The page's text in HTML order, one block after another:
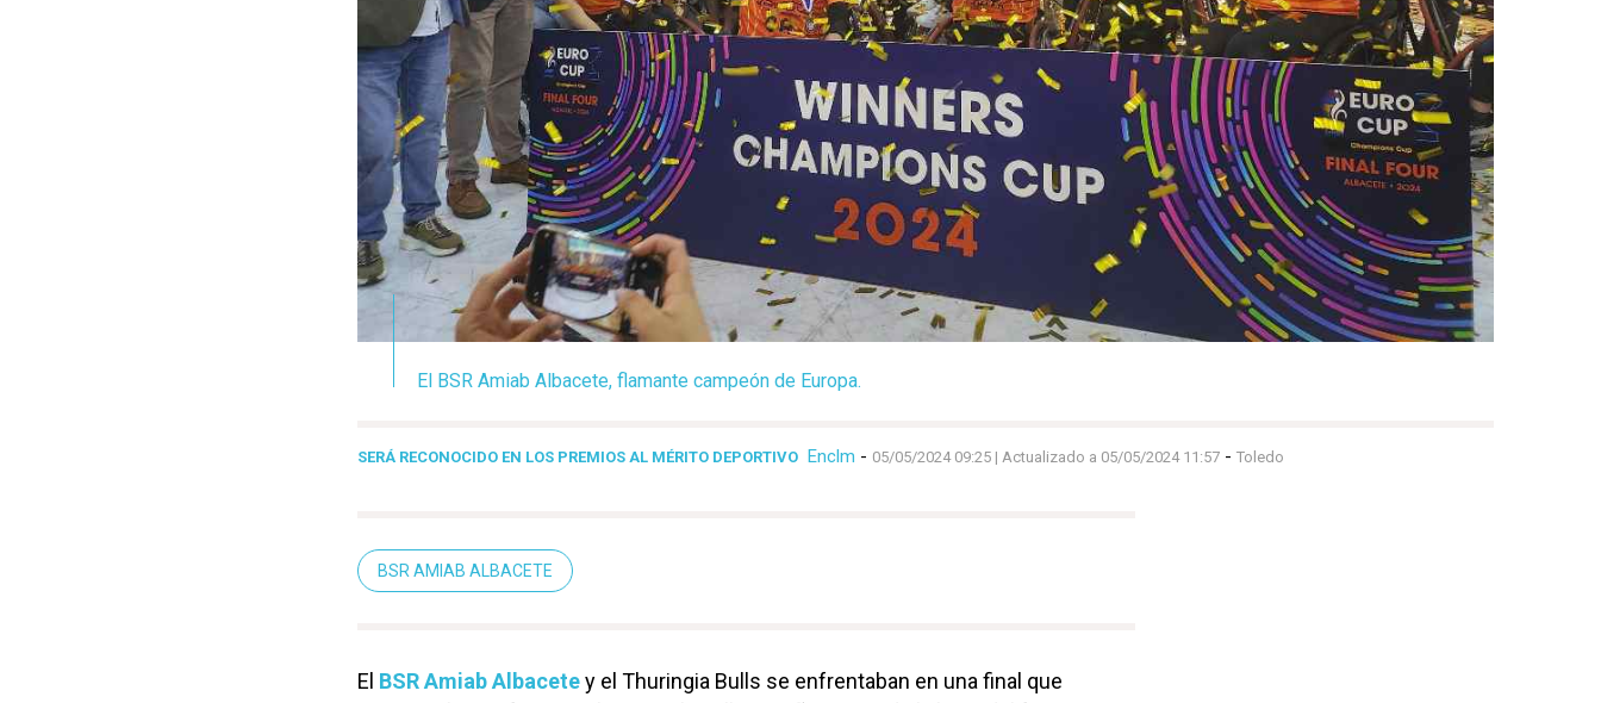
El BSR Amiab Albacete, flamante campeón de Europa.
SERÁ RECONOCIDO EN LOS PREMIOS AL MÉRITO DEPORTIVO Enclm - 05/05/2024 09:25 | Actualizado a 05/05/2024 11:57 - Toledo
BSR AMIAB ALBACETE
El BSR Amiab Albacetey el Thuringia Bulls se enfrentaban en una final que